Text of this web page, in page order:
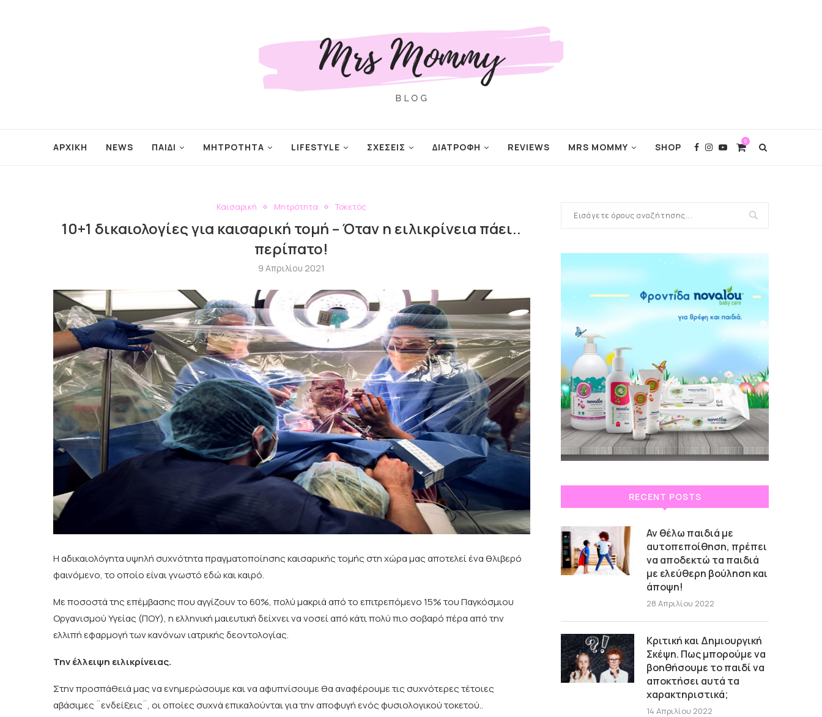
ΑΡΧΙΚΗ NEWS ΠΑΙΔΙ ΜΗΤΡΟΤΗΤΑ LIFESTYLE ΣΧΕΣΕΙΣ ΔΙΑΤΡΟΦΗ REVIEWS MRS MOMMY SHOP
0
Καισαρική Μητρότητα Τοκετός
10+1 δικαιολογίες για καισαρική τομή – Όταν η ειλικρίνεια πάει..
περίπατο!
9 Απριλίου 2021
Η αδικαιολόγητα υψηλή συχνότητα πραγματοποίησης καισαρικής τομής στη χώρα μας αποτελεί ένα θλιβερό
φαινόμενο, το οποίο είναι γνωστό εδώ και καιρό.
Με ποσοστά της επέμβασης που αγγίζουν το 60%, πολύ μακριά από το επιτρεπόμενο 15% του Παγκόσμιου
Οργανισμού Υγείας (ΠΟΥ), η ελληνική μαιευτική δείχνει να νοσεί από κάτι πολύ πιο σοβαρό πέρα από την
ελλιπή εφαρμογή των κανόνων ιατρικής δεοντολογίας.
Την έλλειψη ειλικρίνειας.
Στην προσπάθειά μας να ενημερώσουμε και να αφυπνίσουμε θα αναφέρουμε τις συχνότερες τέτοιες
αβάσιμες ¨ενδείξεις¨, οι οποίες συχνά επικαλούνται για την αποφυγή ενός φυσιολογικού τοκετού..
RECENT POSTS
Αν θέλω παιδιά με
αυτοπεποίθηση, πρέπει
να αποδεκτώ τα παιδιά
με ελεύθερη βούληση και
άποψη!
28 Απριλίου 2022
Κριτική και Δημιουργική
Σκέψη. Πως μπορούμε να
βοηθήσουμε το παιδί να
αποκτήσει αυτά τα
χαρακτηριστικά;
14 Απριλίου 2022